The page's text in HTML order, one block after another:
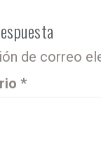
de correo
*